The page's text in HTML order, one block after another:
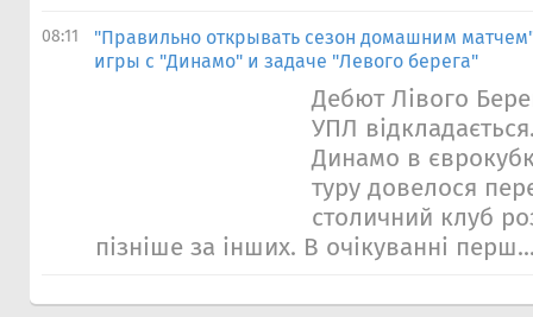
08:11
"Правильно открывать сезон домашним
игры с "Динамо" и задаче "Левого берега"
Дебют Лівого
УПЛ
Динамо в
туру довелося
столичний клуб
пізніше за інших. В очікуванні